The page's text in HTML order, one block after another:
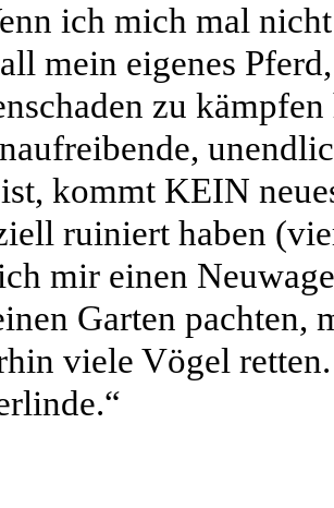
ich mich mal
mein eigenes
zu
kommt KEIN
ruiniert haben
mir einen
Garten pachten,
viele Vögel retten.